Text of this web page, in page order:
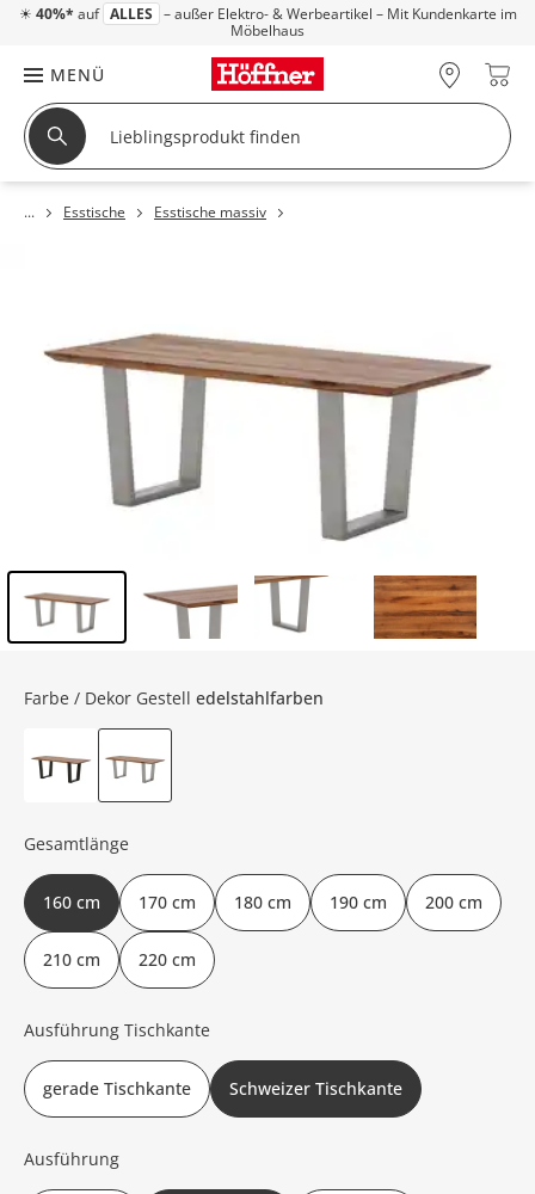
☀ 40%* auf ALLES – außer Elektro- & Werbeartikel – Mit Kundenkarte im
Möbelhaus
MENÜ
Esstische Esstische massiv
Farbe / Dekor Gestell edelstahlfarben
Gesamtlänge
160 cm 170 cm 180 cm 190 cm 200 cm
210 cm 220 cm
Ausführung Tischkante
gerade Tischkante Schweizer Tischkante
Ausführung